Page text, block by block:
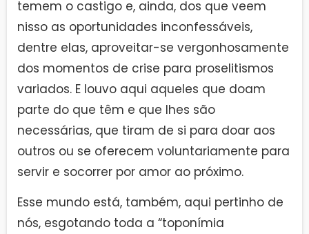
temem o castigo e, ainda, dos que veem
nisso as oportunidades inconfessáveis,
dentre elas, aproveitar-se vergonhosamente
dos momentos de crise para proselitismos
variados. E louvo aqui aqueles que doam
parte do que têm e que lhes são
necessárias, que tiram de si para doar aos
outros ou se oferecem voluntariamente para
servir e socorrer por amor ao próximo.
Esse mundo está, também, aqui pertinho de
nós, esgotando toda a “toponímia